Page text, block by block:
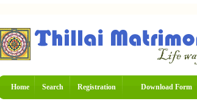
Home Search Registration Download Form